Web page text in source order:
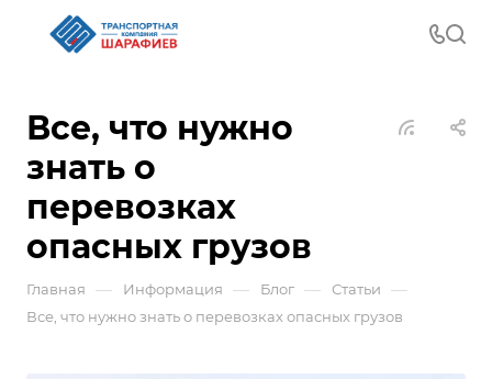
Все, что нужно
знать о
перевозках
опасных грузов
Главная — Информация — Блог — Статьи —
Все, что нужно знать о перевозках опасных грузов